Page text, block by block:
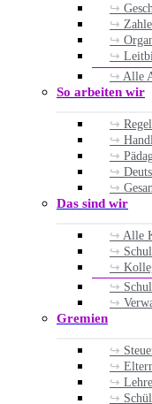
Alle
So arbeiten wir
Das sind wir
Alle
Gremien